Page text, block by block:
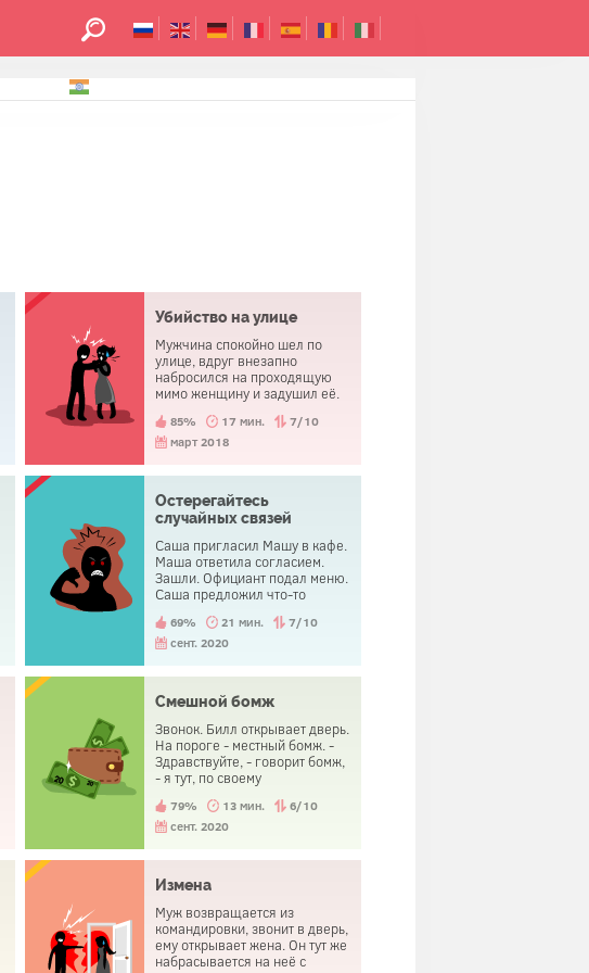
Убийство на улице
Мужчина спокойно шел по
улице, вдруг внезапно
набросился на проходящую
мимо женщину и задушил её.
отпустили.
85% 17 мин.
7/10
март 2018
Остерегайтесь
случайных связей
Саша пригласил Машу в кафе.
Маша ответила согласием.
Зашли. Официант подал меню.
Саша предложил что-то
согласием. Официант
предложил им попробовать их
резко поднялась, назвала
Сашу проходимцем и покинула
кафе.
69% 21 мин.
7/10
сент. 2020
Смешной бомж
Звонок. Билл открывает дверь.
На пороге - местный бомж. -
Здравствуйте, - говорит бомж,
- я тут, по своему
помойки и обнаружил в одной
из них бумажник с 1000
удостоверением. Наверное
выбросили по ошибке. - Точно!
- радуется Билл. - Мой
бумажник! Спасибо большое! -
Проверьте пожалуйста
содержимое - просит бомж. -
Ровно тысяча! - подтверждает
79% 13 мин.
6/10
сент. 2020
Измена
Муж возвращается из
командировки, звонит в дверь,
ему открывает жена. Он тут же
набрасывается на неё с